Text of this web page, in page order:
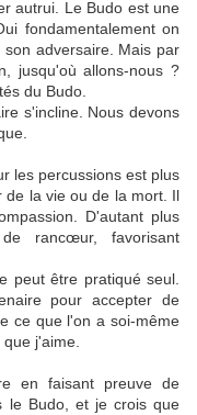
autrui. Le Budo est une
fondamentalement on
adversaire. Mais par
jusqu'où allons-nous ?
du Budo.
s'incline. Nous devons
les percussions est plus
de la vie ou de la mort. Il
D'autant plus
rancœur, favorisant
peut être pratiqué seul.
pour accepter de
ce que l'on a soi-même
j'aime.
en faisant preuve de
le Budo, et je crois que